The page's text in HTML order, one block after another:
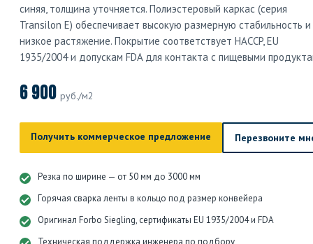
синяя, толщина уточняется. Полиэстеровый каркас (серия
Transilon E) обеспечивает высокую размерную стабильность и
низкое растяжение. Покрытие соответствует HACCP, EU
1935/2004 и допускам FDA для контакта с пищевыми
6 900 руб./м2
Получить коммерческое предложение Перезвоните
Резка по ширине — от 50 мм до 3000 мм
Горячая сварка ленты в кольцо под размер конвейера
Оригинал Forbo Siegling, сертификаты EU 1935/2004 и FDA
Техническая поддержка инженера по подбору